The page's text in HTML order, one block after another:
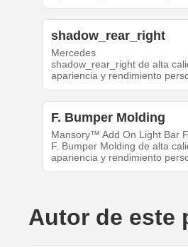
shadow_rear_right
Mercedes
shadow_rear_right de alta
apariencia y rendimiento
F. Bumper Molding
Mansory™ Add On Light Bar
F. Bumper Molding de alta
apariencia y rendimiento
Autor de este